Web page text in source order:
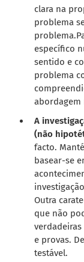
clara na
problema
problema.
específico
sentido e
problema
abordagem
A
(não
facto.
basear-se
Outra
que não
verdadeiras
e provas.
testável.